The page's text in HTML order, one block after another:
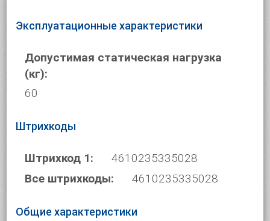
Эксплуатационные характеристики
Допустимая статическая нагрузка
(кг):
60
Штрихкоды
Штрихкод 1:
4610235335028
Все штрихкоды:
4610235335028
Общие характеристики